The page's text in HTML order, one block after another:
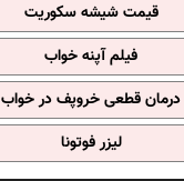
قیمت شیشه سکوریت
فیلم آپنه خواب
درمان قطعی خروپف در خواب
لیزر فوتونا